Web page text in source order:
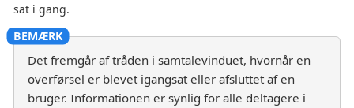
sat i gang.
Det fremgår af tråden i samtalevinduet, hvornår en
overførsel er blevet igangsat eller afsluttet af en
bruger. Informationen er synlig for alle deltagere i